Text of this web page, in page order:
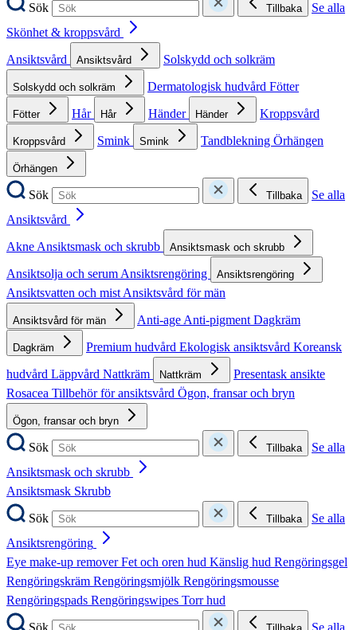
Sök
Tillbaka
Se alla
Skönhet & kroppsvård
Ansiktsvård
Ansiktsvård Solskydd och solkräm
Solskydd och solkräm Dermatologisk hudvård Fötter
Fötter Hår Hår Händer Händer Kroppsvård
Kroppsvård Smink Smink Tandblekning Örhängen
Örhängen
Sök Tillbaka
Se alla
Ansiktsvård
AkneAnsiktsmask och skrubb Ansiktsmask och skrubb
Ansiktsolja och serumAnsiktsrengöring Ansiktsrengöring
Ansiktsvatten och mistAnsiktsvård för män
Ansiktsvård för män Anti-ageAnti-pigmentDagkräm
Dagkräm Premium hudvård Ekologisk ansiktsvård Koreansk
hudvård Läppvård Nattkräm Nattkräm
Presentask ansikte
Rosacea Tillbehör för ansiktsvård Ögon, fransar och bryn
Ögon, fransar och bryn
Sök Tillbaka
Se alla
Ansiktsmask och skrubb
Ansiktsmask Skrubb
Sök
Tillbaka
Se alla
Ansiktsrengöring
Eye make-up removerFet och oren hud Känslig hud Rengöringsgel
Rengöringskräm Rengöringsmjölk Rengöringsmousse
Rengöringspads Rengöringswipes Torr hud